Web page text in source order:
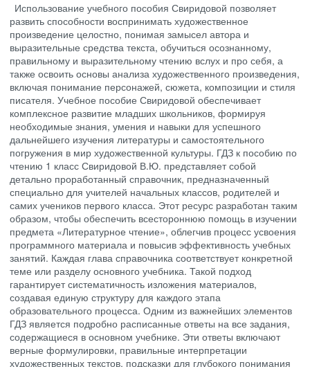
Использование учебного пособия Свиридовой позволяет
развить способности воспринимать художественное
произведение целостно, понимая замысел автора и
выразительные средства текста, обучиться осознанному,
правильному и выразительному чтению вслух и про себя, а
также освоить основы анализа художественного произведения,
включая понимание персонажей, сюжета, композиции и стиля
писателя. Учебное пособие Свиридовой обеспечивает
комплексное развитие младших школьников, формируя
необходимые знания, умения и навыки для успешного
дальнейшего изучения литературы и самостоятельного
погружения в мир художественной культуры. ГДЗ к пособию по
чтению 1 класс Свиридовой В.Ю. представляет собой
детально проработанный справочник, предназначенный
специально для учителей начальных классов, родителей и
самих учеников первого класса. Этот ресурс разработан таким
образом, чтобы обеспечить всестороннюю помощь в изучении
предмета «Литературное чтение», облегчив процесс усвоения
программного материала и повысив эффективность учебных
занятий. Каждая глава справочника соответствует конкретной
теме или разделу основного учебника. Такой подход
гарантирует систематичность изложения материалов,
создавая единую структуру для каждого этапа
образовательного процесса. Одним из важнейших элементов
ГДЗ является подробно расписанные ответы на все задания,
содержащиеся в основном учебнике. Эти ответы включают
верные формулировки, правильные интерпретации
художественных текстов, подсказки для глубокого понимания